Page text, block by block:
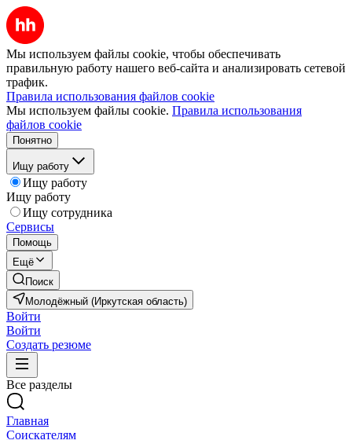
Мы используем файлы cookie, чтобы обеспечивать
правильную работу нашего веб-сайта и анализировать сетевой
трафик.
Правила использования файлов cookie
Мы используем файлы cookie. Правила использования
файлов cookie
Понятно
Ищу работу
Ищу работу
Ищу работу
Ищу сотрудника
Сервисы
Помощь
Ещё
Поиск
Молодёжный (Иркутская область)
Войти
Войти
Создать резюме
Все разделы
Главная
Соискателям